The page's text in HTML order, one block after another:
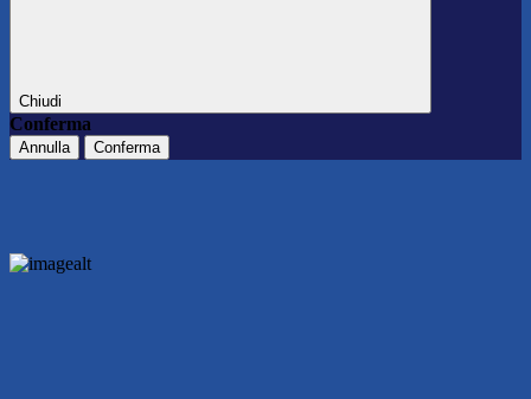
Chiudi
Conferma
Annulla Conferma